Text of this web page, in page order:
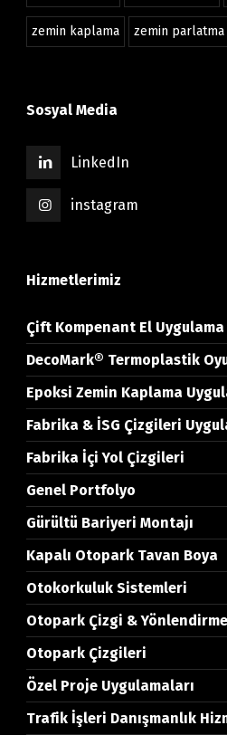
zemin kaplama zemin parlatma
Sosyal Media
LinkedIn
instagram
Hizmetlerimiz
Çift Kompenant El
DecoMark® Termoplastik
Epoksi Zemin Kaplama
Fabrika & İSG Çizgileri
Fabrika İçi Yol Çizgileri
Genel Portfolyo
Gürültü Bariyeri Montajı
Kapalı Otopark Tavan Boya
Otokorkuluk Sistemleri
Otopark Çizgi &
Otopark Çizgileri
Özel Proje Uygulamaları
Trafik İşleri Danışmanlık